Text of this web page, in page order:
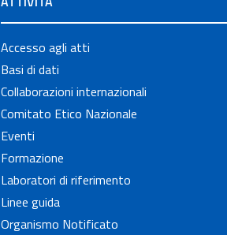
Accesso agli atti
Basi di dati
Collaborazioni internazionali
Comitato Etico Nazionale
Eventi
Formazione
Laboratori di riferimento
Linee guida
Organismo Notificato